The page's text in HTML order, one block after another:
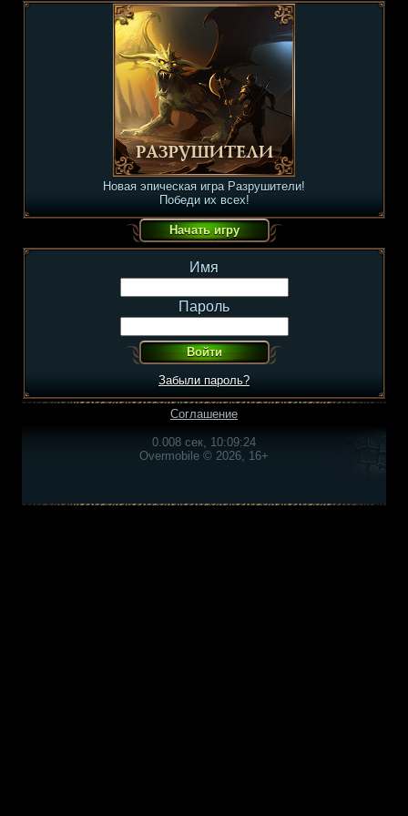
Новая эпическая игра Разрушители!
Победи их всех!
Имя
Пароль
Забыли пароль?
Соглашение
0.008 сек, 10:09:24
Overmobile © 2026, 16+